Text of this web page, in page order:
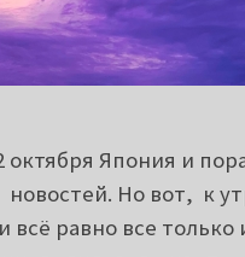
октября Япония и
Но вот, к
равно все только